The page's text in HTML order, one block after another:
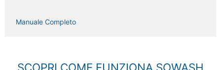
Manuale Completo
SCOPRI COME FUNZIONA SOWASH